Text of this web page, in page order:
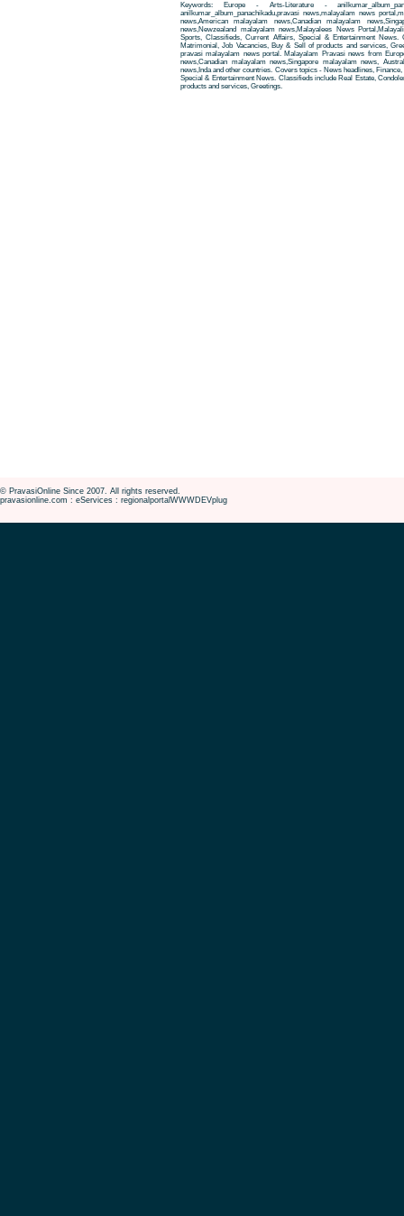
Keywords: Europe - Arts-Literature -
anilkumar_album_panachikadu,pravasi news,malayalam news
news,American malayalam news,Canadian malayalam
news,Newzealand malayalam news,Malayalees News
Sports, Classifieds, Current Affairs, Special & Entertainment News.
Matrimonial, Job Vacancies, Buy & Sell of products and services,
pravasi malayalam news portal. Malayalam Pravasi news from
news,Canadian malayalam news,Singapore malayalam news,
news,Inda and other countries. Covers topics - News headlines,
Special & Entertainment News. Classifieds include Real Estate,
products and services, Greetings.
© PravasiOnline Since 2007. All rights reserved.
pravasionline.com : eServices : regionalportalWWWDEVplug